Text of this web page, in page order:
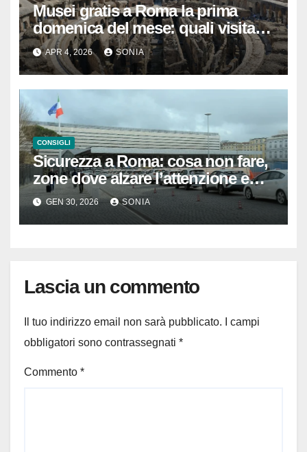
Musei gratis a Roma la prima
domenica del mese: quali visitare
davvero tra musei, siti
archeologici e castelli anche nei
dintorni
APR 4, 2026 SONIA
CONSIGLI
Sicurezza a Roma: cosa non fare,
zone dove alzare l’attenzione e
consigli pratici per muoversi
sereni
GEN 30, 2026 SONIA
Lascia un commento
Il tuo indirizzo email non sarà pubblicato.
I campi
obbligatori sono contrassegnati *
Commento *